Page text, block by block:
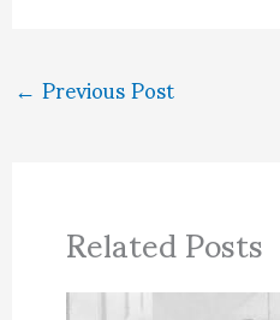
←Previous Post
Related Posts